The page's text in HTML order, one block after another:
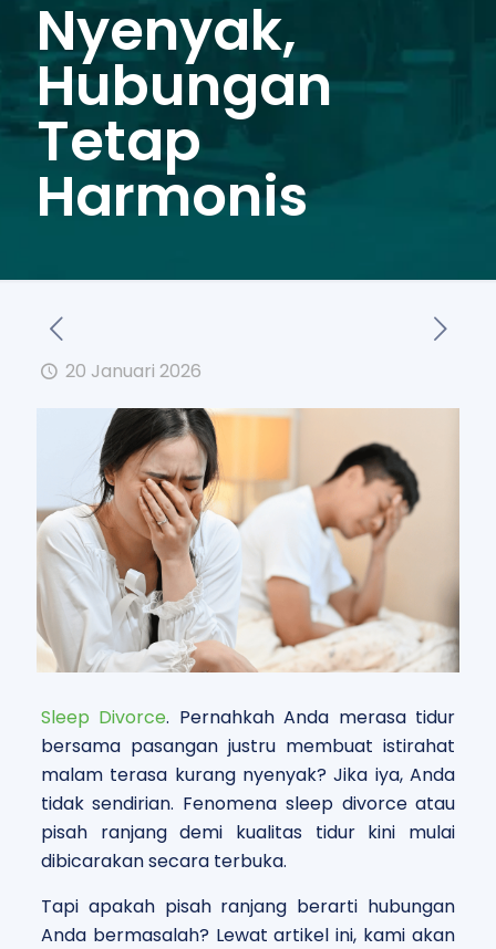
Nyenyak,
Hubungan
Tetap
Harmonis
20 Januari 2026
Sleep Divorce. Pernahkah Anda merasa tidur
bersama pasangan justru membuat istirahat
malam terasa kurang nyenyak? Jika iya, Anda
tidak sendirian. Fenomena sleep divorce atau
pisah ranjang demi kualitas tidur kini mulai
dibicarakan secara terbuka.
Tapi apakah pisah ranjang berarti hubungan
Anda bermasalah? Lewat artikel ini, kami akan